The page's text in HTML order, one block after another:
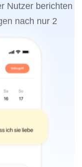
Nutzer berichten
nach nur 2